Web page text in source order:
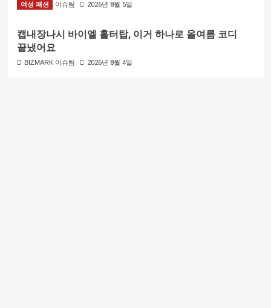
BIZMARK 이슈팀 2026년 8월 5일
여성 패션
캡내장나시 바이엘 홀터탑, 이거 하나로 올여름 코디
끝냈어요
BIZMARK 이슈팀 2026년 8월 4일